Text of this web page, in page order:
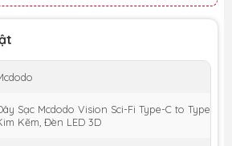
Sạc Mcdodo Vision Sci-Fi Type-C to Type-C
Kẽm, Đèn LED 3D